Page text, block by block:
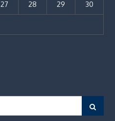
27 28 29 30